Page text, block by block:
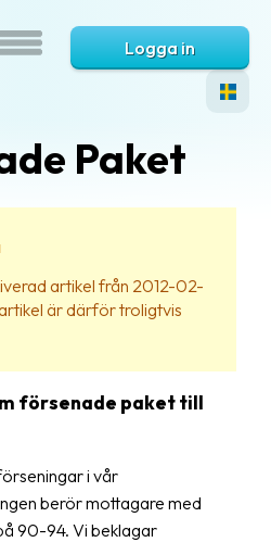
Logga in
Paket
artikel från 2012-02-
är därför troligtvis
försenade paket till
i vår
berör mottagare med
90-94. Vi beklagar